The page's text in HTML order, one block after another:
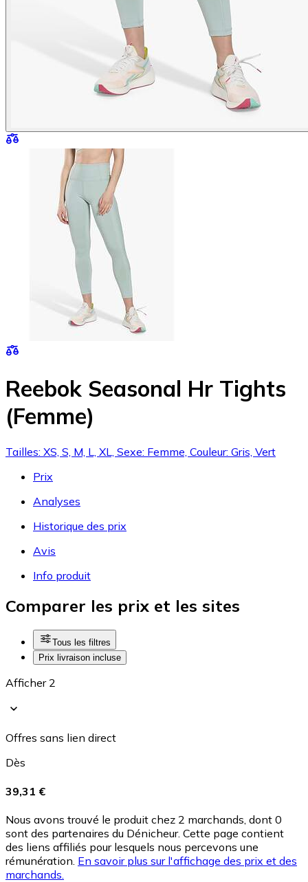
Reebok Seasonal Hr Tights
(Femme)
Tailles: XS, S, M, L, XL, Sexe: Femme, Couleur: Gris, Vert
Prix
Analyses
Historique des prix
Avis
Info produit
Comparer les prix et les sites
Tous les filtres
Prix livraison incluse
Afficher 2
Offres sans lien direct
Dès
39,31 €
Nous avons trouvé le produit chez 2 marchands, dont 0
sont des partenaires du Dénicheur. Cette page contient
des liens affiliés pour lesquels nous percevons une
rémunération. En savoir plus sur l'affichage des prix et des
marchands.